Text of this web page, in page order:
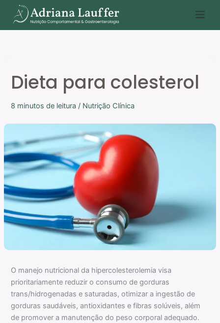
para
o
Dieta para colesterol
8 minutos de leitura / Nutrição Clínica
O manejo nutricional da hipercolesterolemia visa
prioritariamente reduzir o consumo de gorduras
trans/hidrogenadas e saturadas, otimizar a ingestão de
gorduras saudáveis, antioxidantes e fibras solúveis, além
de promover a manutenção do peso corporal adequado.
e
a